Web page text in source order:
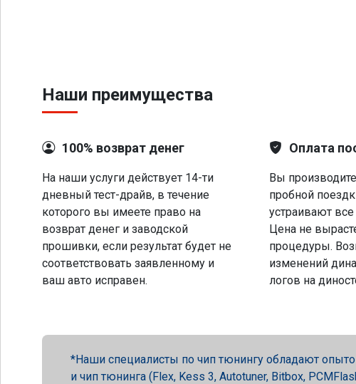
Наши преимущества
100% возврат денег
На наши услуги действует 14-ти
дневный тест-драйв, в течение
которого вы имеете право на
возврат денег и заводской
прошивки, если результат будет не
соответствовать заявленному и
ваш авто исправен.
Оплата
Вы
пробной
устраивают все
Цена не
процедуры.
изменений
логов на
Наши специалисты по чип тюнингу обладают
и чип тюнинга (Flex, Kess 3, Autotuner, Bitbox,